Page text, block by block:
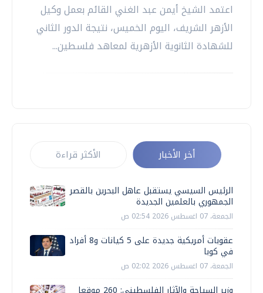
اعتمد الشيخ أيمن عبد الغني القائم بعمل وكيل
الأزهر الشريف، اليوم الخميس، نتيجة الدور الثاني
للشهادة الثانوية الأزهرية لمعاهد فلسطين...
أخر الأخبار الأكثر قراءة
الرئيس السيسي يستقبل عاهل البحرين بالقصر
الجمهوري بالعلمين الجديدة
الجمعة، 07 اغسطس 2026 02:54 ص
عقوبات أمريكية جديدة على 5 كيانات و8 أفراد
في كوبا
الجمعة، 07 اغسطس 2026 02:02 ص